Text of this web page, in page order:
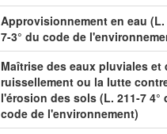
Approvisionnement en eau (L.
7-3° du code de
Maîtrise des eaux pluviales et
ruissellement ou la lutte
l'érosion des sols (L. 211-7 4°
code de l'environnement)